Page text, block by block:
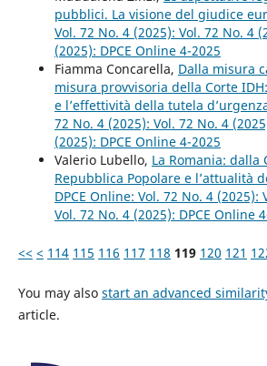
pubblici. La visione del giudice
Vol. 72 No. 4 (2025): Vol. 72 No. 4
(2025): DPCE Online 4-2025
Fiamma Concarella, Dalla misura
misura provvisoria della Corte
e l’effettività della tutela
72 No. 4 (2025): Vol. 72 No. 4
(2025): DPCE Online 4-2025
Valerio Lubello, La Romania: dalla
Repubblica Popolare e l’attualità
DPCE Online: Vol. 72 No. 4 (2025):
Vol. 72 No. 4 (2025): DPCE Online
<< < 114 115 116 117 118 119 120 121
You may also start an advanced
article.